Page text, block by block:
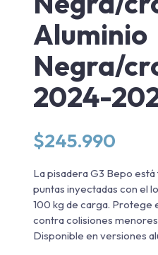
Aluminio
Negra/
2024-
$245.990
La pisadera G3 Bepo
puntas inyectadas con el
100 kg de carga. Protege
contra colisiones
Disponible en versiones